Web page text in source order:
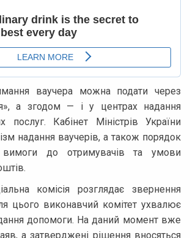
ваучера можна подати через
а згодом — і у центрах надання
послуг. Кабінет Міністрів України
надання ваучерів, а також порядок
вимоги до отримувачів та умови
комісія розглядає звернення
цього виконавчий комітет ухвалює
допомоги. На даний момент вже
а затверджені рішення вносяться